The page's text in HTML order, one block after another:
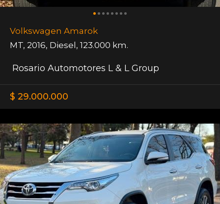
Volkswagen Amarok
MT, 2016, Diesel, 123.000 km.
Rosario Automotores L & L Group
$ 29.000.000